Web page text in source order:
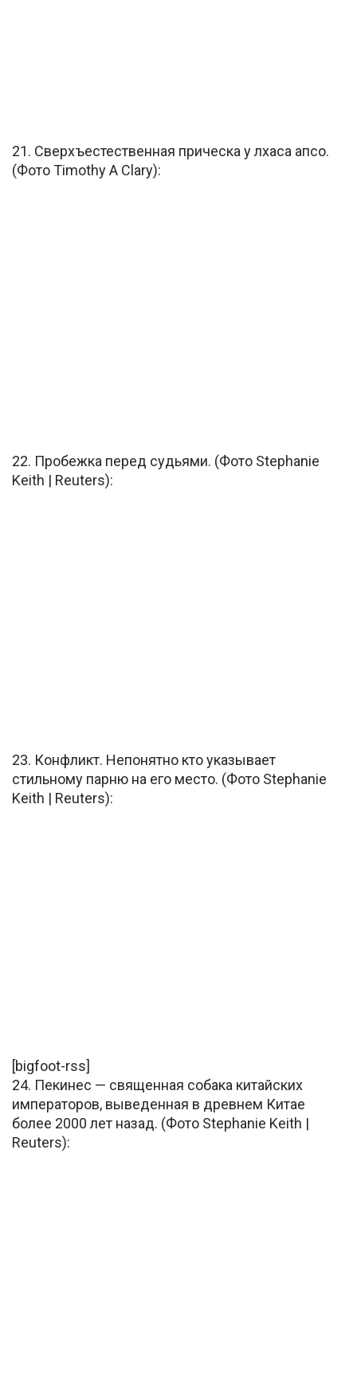
21. Сверхъестественная прическа у лхаса апсо.
(Фото Timothy A Clary):
22. Пробежка перед судьями. (Фото Stephanie
Keith | Reuters):
23. Конфликт. Непонятно кто указывает
стильному парню на его место. (Фото Stephanie
Keith | Reuters):
[bigfoot-rss]
24. Пекинес — священная собака китайских
императоров, выведенная в древнем Китае
более 2000 лет назад. (Фото Stephanie Keith |
Reuters):